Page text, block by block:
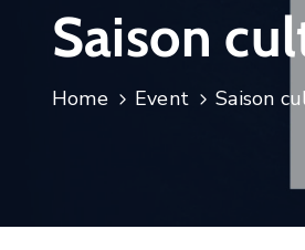
Saison
Home Event Saison